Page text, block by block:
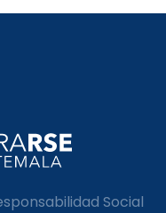
Social